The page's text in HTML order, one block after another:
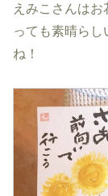
えみこさんは
っても素晴ら
ね！